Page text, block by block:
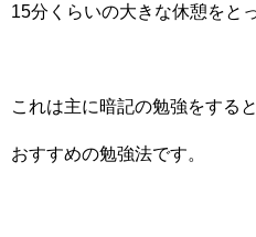
15分くらいの大きな休憩をと
これは主に暗記の勉強をする
おすすめの勉強法です。